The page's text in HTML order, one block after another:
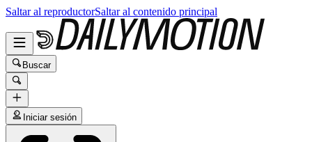
Saltar al reproductorSaltar al contenido principal
Buscar
Iniciar sesión